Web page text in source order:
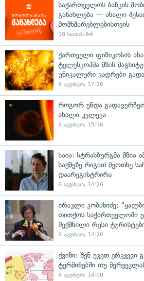
საქართველოს ბანკის
განახლება — ახალი
მომხმარებლებისთვის
10 საათის წინ
ქართველი ფიზიკოსის
ტელესკოპმა მზის
უნიკალური კადრები
6 აგვისტო, 17:20
როგორ უნდა
ახალი კვლევა
6 აგვისტო, 15:36
საია: სტრასბურგმა მზია
საქმეზე რიგით მეოთხე
დაარეგისტრირა
6 აგვისტო, 14:26
ირაკლი კობახიძე: "ყალბი
თითქოს საქართველოში
შექმნილი რუსი
6 აგვისტო, 14:20
ქვიზი: შენ უკეთ
ტერმინებში თუ
6 აგვისტო, 14:00